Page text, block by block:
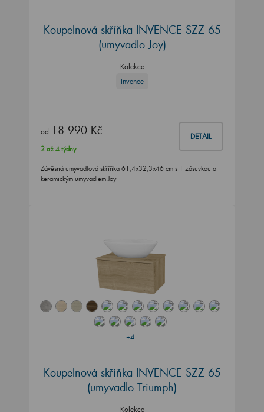
Koupelnová skříňka INVENCE SZZ 65
(umyvadlo Joy)
Kolekce
Invence
od 18 990 Kč DETAIL
2 až 4 týdny
Závěsná umyvadlová skříňka 61,4x32,3x46 cm s 1 zásuvkou a
keramickým umyvadlem Joy
+4
Koupelnová skříňka INVENCE SZZ 65
(umyvadlo Triumph)
Kolekce